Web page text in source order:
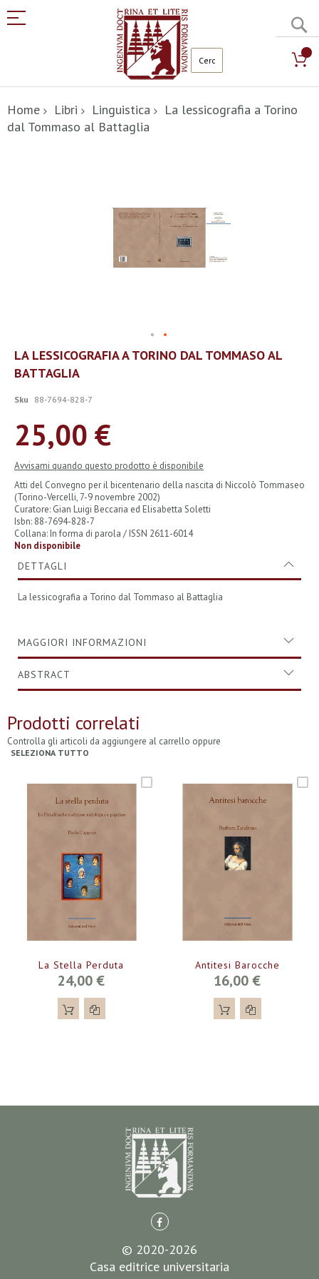
al
contenuto
Home Libri Linguistica
La lessicografia a Torino
dal Tommaso al Battaglia
Vai
all'inizio
della
di
LA LESSICOGRAFIA A TORINO DAL TOMMASO AL
BATTAGLIA
Sku 88-7694-828-7
25,00 €
Avvisami quando questo prodotto è disponibile
Atti del Convegno per il bicentenario della nascita di Niccolò Tommaseo
(Torino-Vercelli, 7-9 novembre 2002)
Curatore: Gian Luigi Beccaria ed Elisabetta Soletti
Isbn: 88-7694-828-7
Collana: In forma di parola / ISSN 2611-6014
Non disponibile
DETTAGLI
La lessicografia a Torino dal Tommaso al Battaglia
MAGGIORI INFORMAZIONI
ABSTRACT
Prodotti correlati
Controlla gli articoli da aggiungere al carrello oppure
SELEZIONA TUTTO
La Stella Perduta
24,00 €
Antitesi Barocche
16,00 €
© 2020-2026
Casa editrice universitaria